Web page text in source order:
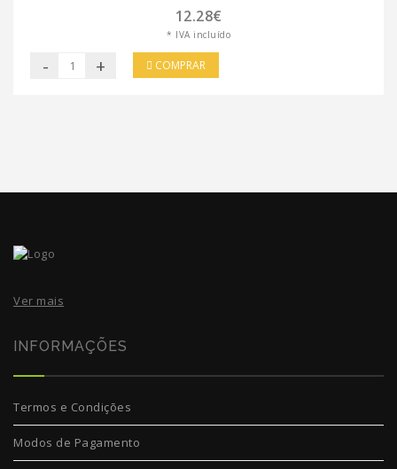
12.28€
* IVA incluído
- + COMPRAR
Ver mais
INFORMAÇÕES
Termos e Condições
Modos de Pagamento